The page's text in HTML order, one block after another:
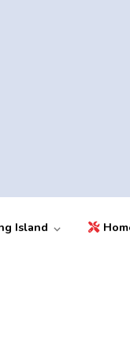
Island